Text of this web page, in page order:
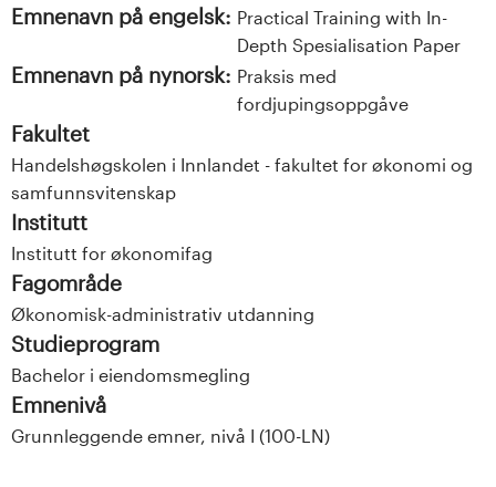
Emnenavn på engelsk: Practical Training with In-
Depth Spesialisation Paper
Emnenavn på nynorsk: Praksis med
fordjupingsoppgåve
Fakultet
Handelshøgskolen i Innlandet - fakultet for økonomi og
samfunnsvitenskap
Institutt
Institutt for økonomifag
Fagområde
Økonomisk-administrativ utdanning
Studieprogram
Bachelor i eiendomsmegling
Emnenivå
Grunnleggende emner, nivå I (100-LN)